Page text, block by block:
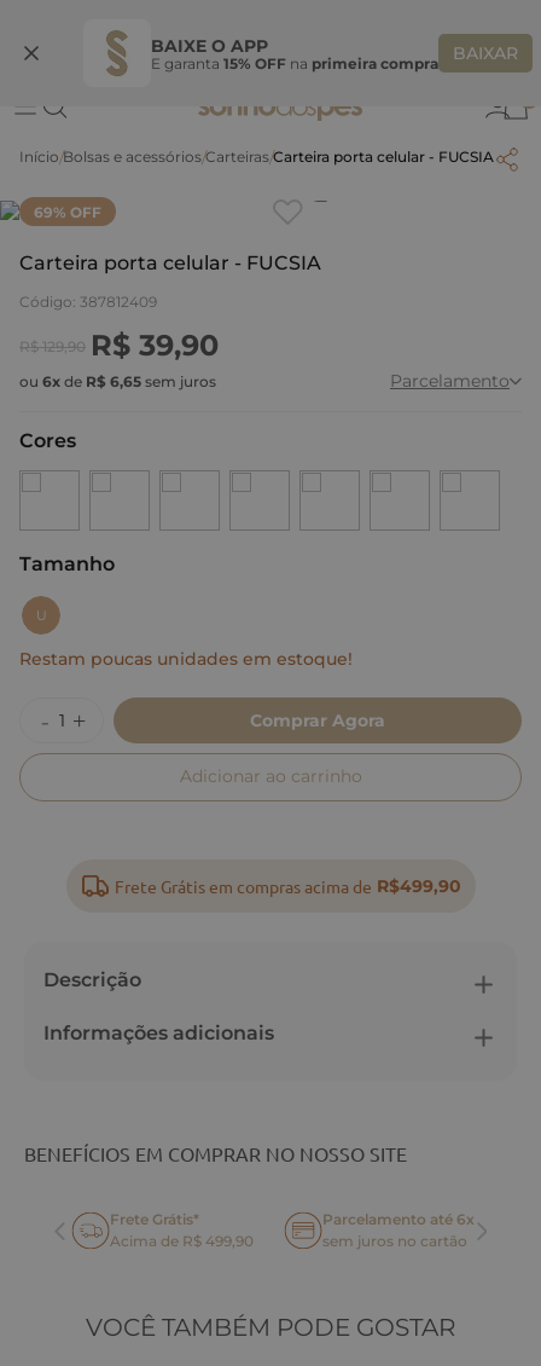
BAIXE O APP
E garanta 15% OFF na primeira compra BAIXAR
Ganhe 10% OFF na coleção utilizando o código do seu vendedor*
Bolsas e acessórios Carteiras Carteira porta celular - FUCSIA
69% OFF
Carteira porta celular - FUCSIA
Código: 387812409
R$ 129,90 R$ 39,90
ou 6x de R$ 6,65 sem juros Parcelamento
Cores
Tamanho
: UU
Restam poucas unidades em estoque!
Comprar Agora
Adicionar ao carrinho
Frete Grátis em compras acima de R$499,90
Descrição
Informações adicionais
BENEFÍCIOS EM COMPRAR NO NOSSO SITE
Frete Grátis*
Acima de R$ 499,90
Parcelamento até 6x
sem juros no cartão
VOCÊ TAMBÉM PODE GOSTAR